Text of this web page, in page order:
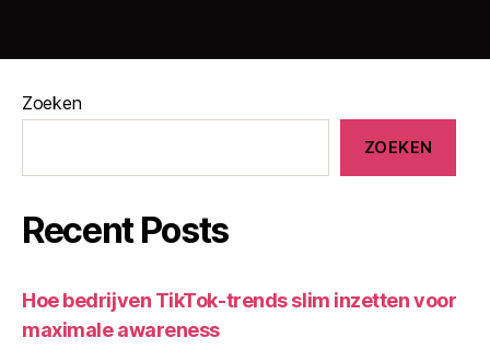
productieproces
prijzen
opdrijft”
l
e
Zoeken
ZOEKEN
Recent Posts
Hoe bedrijven TikTok-trends slim inzetten voor
maximale awareness